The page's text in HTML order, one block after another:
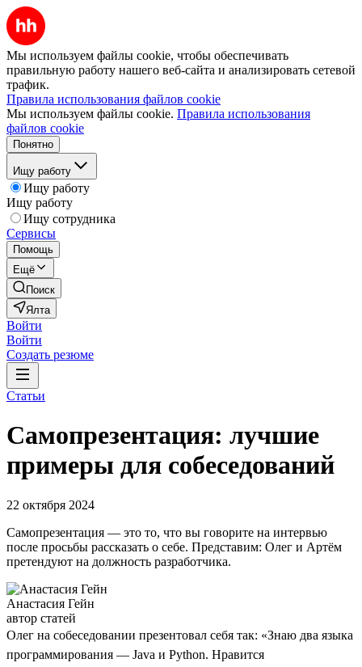
Мы используем файлы cookie, чтобы обеспечивать
правильную работу нашего веб-сайта и анализировать сетевой
трафик.
Правила использования файлов cookie
Мы используем файлы cookie. Правила использования
файлов cookie
Понятно
Ищу работу
Ищу работу
Ищу работу
Ищу сотрудника
Сервисы
Помощь
Ещё
Поиск
Ялта
Войти
Войти
Создать резюме
Статьи
Самопрезентация: лучшие
примеры для собеседований
22 октября 2024
Самопрезентация — это то, что вы говорите на интервью
после просьбы рассказать о себе. Представим: Олег и Артём
претендуют на должность разработчика.
Анастасия Гейн
автор статей
Олег на собеседовании презентовал себя так: «Знаю два языка
программирования — Java и Python. Нравится